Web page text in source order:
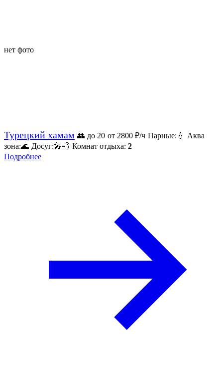
нет фото
Турецкий хамам 👥 до 20 от 2800 ₽/ч Парные: 💧 Аква
зона:🌊 Досуг:🎤💨 Комнат отдыха: 2
Подробнее